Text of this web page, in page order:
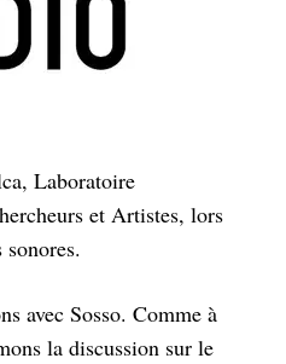
Laboratoire
et Artistes, lors
avec Sosso. Comme à
la discussion sur le